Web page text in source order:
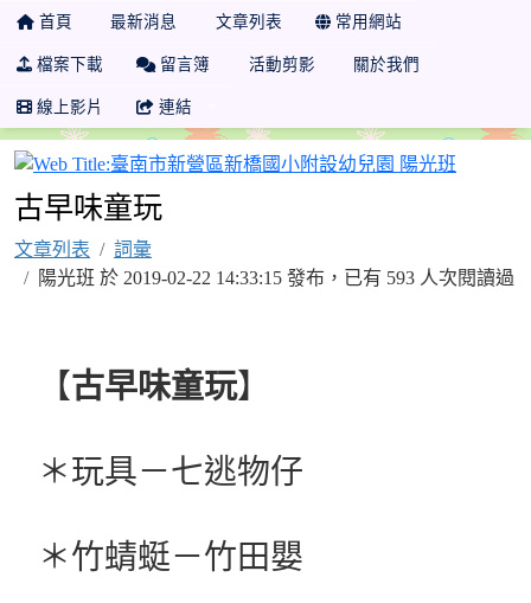
首頁 最新消息 文章列表 常用網站
檔案下載 留言簿 活動剪影 關於我們
線上影片 連結
古早味童玩
文章列表
詞彙
陽光班 於 2019-02-22 14:33:15 發布，已有 593 人次閱讀過
【古早味童玩】
＊玩具－七逃物仔
＊竹蜻蜓－竹田嬰